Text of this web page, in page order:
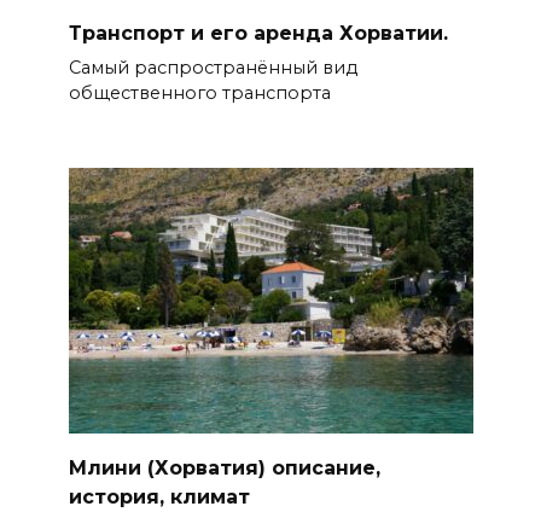
Транспорт и его аренда Хорватии.
Самый распространённый вид
общественного транспорта
Млини (Хорватия) описание,
история, климат